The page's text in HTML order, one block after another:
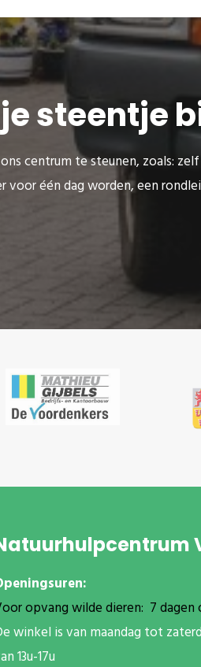
steentje
centrum te steunen, zoals:
voor één dag worden, een
opvang wilde dieren: 7 dagen
winkel is van maandag tot
13u-17u